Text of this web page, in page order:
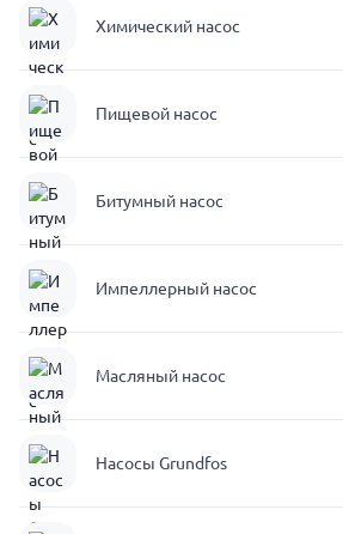
Химический насос
Пищевой насос
Битумный насос
Импеллерный насос
Масляный насос
Насосы Grundfos